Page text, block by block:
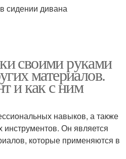
сидении дивана
своими руками
материалов.
и как с ним
навыков, а также
Он является
которые применяются в